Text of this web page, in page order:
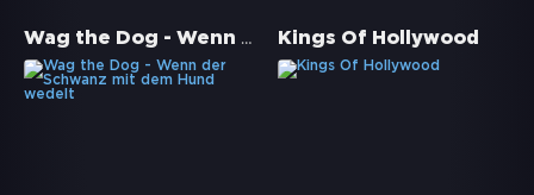
Wag the Dog - Wenn der Schwanz mit dem Hund wedelt Kings Of Hollywood